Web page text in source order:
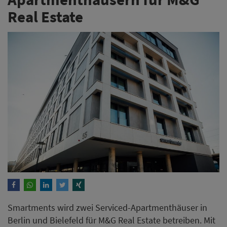
Real Estate
Smartments wird zwei Serviced-Apartmenthäuser in
Berlin und Bielefeld für M&G Real Estate betreiben. Mit